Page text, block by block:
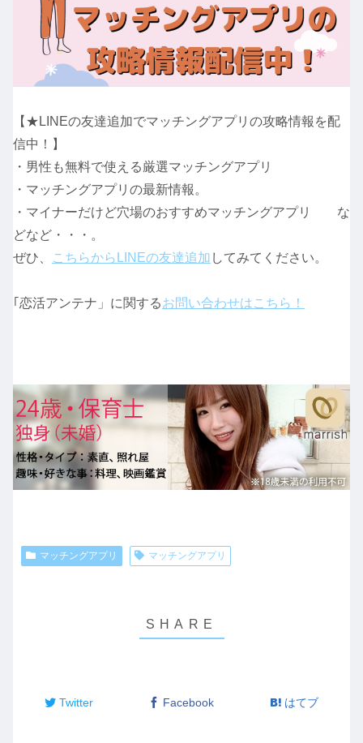
【★LINEの友達追加でマッチングアプリの攻略情報を配
信中！】
・男性も無料で使える厳選マッチングアプリ
・マッチングアプリの最新情報。
・マイナーだけど穴場のおすすめマッチングアプリ な
どなど・・・。
ぜひ、
こちらからLINEの友達追加 してみてください。
｢恋活アンテナ」に関するお問い合わせはこちら！
マッチングアプリ マッチングアプリ
Twitter Facebook はてブ